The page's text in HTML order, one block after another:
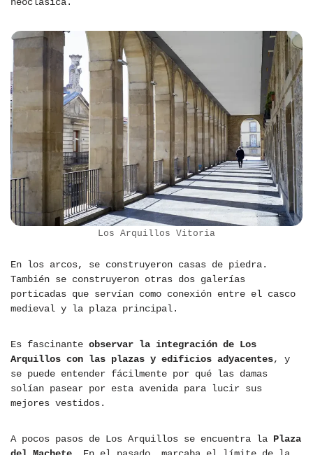
neoclásica.
Los Arquillos Vitoria
En los arcos, se construyeron casas de piedra.
También se construyeron otras dos galerías
porticadas que servían como conexión entre el casco
medieval y la plaza principal.
Es fascinante observar la integración de Los
Arquillos con las plazas y edificios adyacentes, y
se puede entender fácilmente por qué las damas
solían pasear por esta avenida para lucir sus
mejores vestidos.
A pocos pasos de Los Arquillos se encuentra la Plaza